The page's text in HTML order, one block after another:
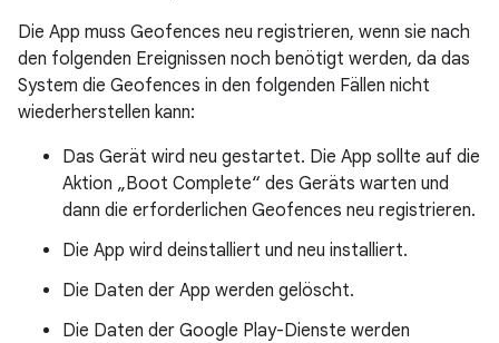
Die App muss Geofences neu registrieren, wenn sie nach
den folgenden Ereignissen noch benötigt werden, da das
System die Geofences in den folgenden Fällen nicht
wiederherstellen kann:
Das Gerät wird neu gestartet. Die App sollte auf die
Aktion „Boot Complete“ des Geräts warten und
dann die erforderlichen Geofences neu registrieren.
Die App wird deinstalliert und neu installiert.
Die Daten der App werden gelöscht.
Die Daten der Google Play-Dienste werden